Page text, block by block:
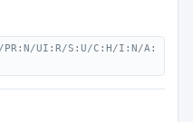
PR:N/UI:R/S:U/C:H/I:N/A: